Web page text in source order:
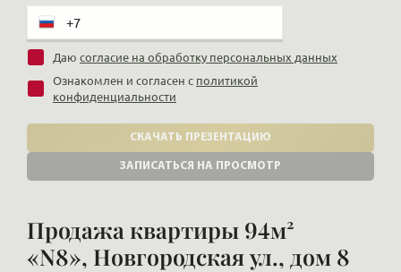
Даю согласие на обработку персональных данных
Ознакомлен и согласен с политикой
конфиденциальности
СКАЧАТЬ ПРЕЗЕНТАЦИЮ
ЗАПИСАТЬСЯ НА ПРОСМОТР
Продажа квартиры 94м²
«N8», Новгородская ул., дом 8